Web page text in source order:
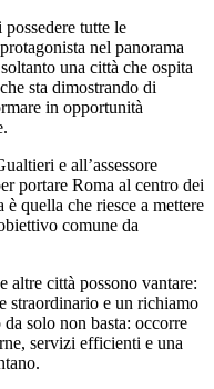
tutte le
nel panorama
una città che ospita
sta dimostrando di
in opportunità
e all’assessore
portare Roma al centro dei
quella che riesce a mettere
comune da
altre città possono vantare:
straordinario e un richiamo
solo non basta: occorre
servizi efficienti e una